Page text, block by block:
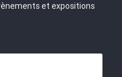
et expositions